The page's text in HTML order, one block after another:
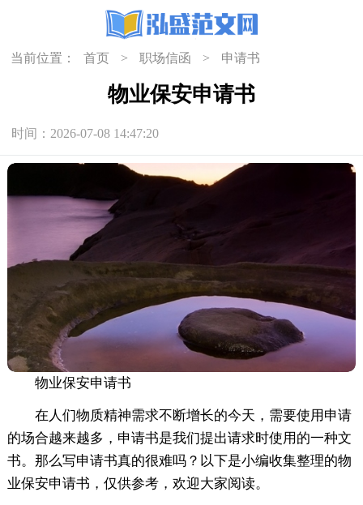
当前位置： 首页 > 职场信函 > 申请书
物业保安申请书
时间：2026-07-08 14:47:20
物业保安申请书
在人们物质精神需求不断增长的今天，需要使用申请
的场合越来越多，申请书是我们提出请求时使用的一种文
书。那么写申请书真的很难吗？以下是小编收集整理的物
业保安申请书，仅供参考，欢迎大家阅读。